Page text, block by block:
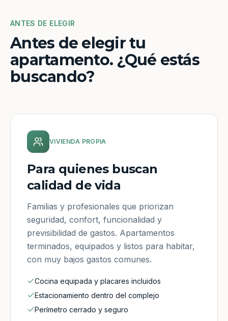
ANTES DE ELEGIR
Antes de elegir tu
apartamento. ¿Qué estás
buscando?
VIVIENDA PROPIA
Para quienes buscan
calidad de vida
Familias y profesionales que priorizan
seguridad, confort, funcionalidad y
previsibilidad de gastos. Apartamentos
terminados, equipados y listos para habitar,
con muy bajos gastos comunes.
Cocina equipada y placares incluidos
Estacionamiento dentro del complejo
Perímetro cerrado y seguro